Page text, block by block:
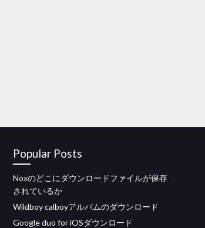
Popular Posts
Noxのどこにダウンロードファイルが保存
されているか
Wildboy calboyアルバムのダウンロード
Google duo for iOSダウンロード